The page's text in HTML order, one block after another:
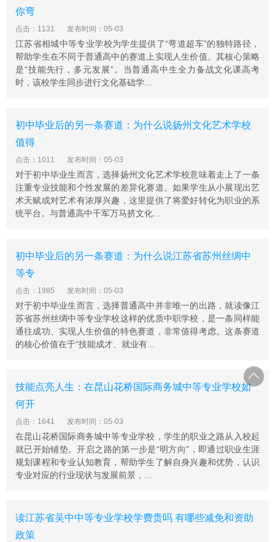
你弯
点击：1131 发布时间：05-03
江苏省相城中等专业学校为学生提供了“弯道超车”的独特路径，
帮助学生在不同于普通高中的赛道上实现人生价值。其核心策略
是“技能先行，多元发展”。当普通高中生全力备战文化课高考
时，该校学生同步进行文化基础学...
初中毕业后的另一条赛道：为什么说扬州文化艺术学校
值得
点击：1011 发布时间：05-03
对于初中毕业生而言，选择扬州文化艺术学校意味着走上了一条
注重专业技能和个性发展的差异化赛道。如果学生从小展现出艺
术天赋或对艺术有浓厚兴趣，这里提供了将爱好转化为职业的系
统平台。与普通高中千军万马挤文化...
初中毕业后的另一条赛道：为什么说江苏省苏州丝绸中
等专
点击：1985 发布时间：05-03
对于初中毕业生而言，选择普通高中并非唯一的出路，就读像江
苏省苏州丝绸中等专业学校这样的优质中职学校，是一条同样能
通往成功、实现人生价值的特色赛道，非常值得考虑。这条赛道
的核心价值在于“技能成才、就业有...
技能点亮人生：在昆山花桥国际商务城中等专业学校如
何开
点击：1641 发布时间：05-03
在昆山花桥国际商务城中等专业学校，学生的职业之路从入校起
就已开始铺垫。开启之路的第一步是“明方向”，即通过职业生涯
规划课程和专业认知教育，帮助学生了解自身兴趣和优势，认识
专业对应的行业现状与发展前景，...
读江苏省吴中中等专业学校学费贵吗 有哪些减免和资助
政策